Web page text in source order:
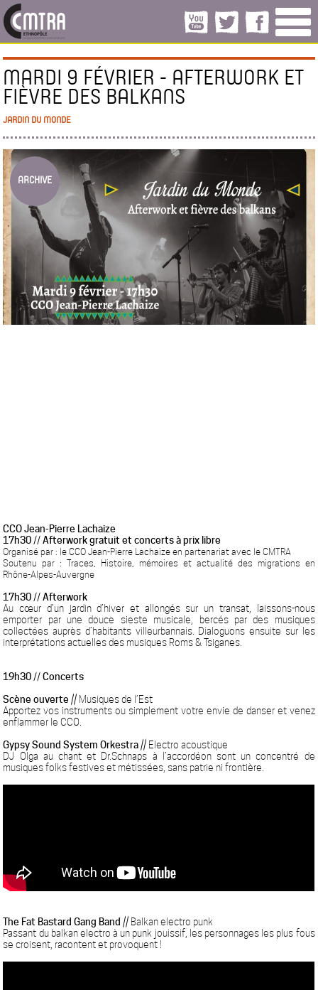
MARDI 9 FÉVRIER - AFTERWORK ET
FIÈVRE DES BALKANS
JARDIN DU MONDE
ARCHIVE
CCO Jean-Pierre Lachaize
17h30 // Afterwork gratuit et concerts à prix libre
Organisé par : le CCO Jean-Pierre Lachaize en partenariat avec le CMTRA
Soutenu par : Traces, Histoire, mémoires et actualité des migrations en
Rhône-Alpes-Auvergne
17h30 // Afterwork
Au cœur d’un jardin d’hiver et allongés sur un transat, laissons-nous
emporter par une douce sieste musicale, bercés par des musiques
collectées auprès d’habitants villeurbannais. Dialoguons ensuite sur les
interprétations actuelles des musiques Roms & Tsiganes.
19h30 // Concerts
Scène ouverte// Musiques de l’Est
Apportez vos instruments ou simplement votre envie de danser et venez
enflammer le CCO.
Gypsy Sound System Orkestra// Electro acoustique
DJ Olga au chant et Dr.Schnaps à l’accordéon sont un concentré de
musiques folks festives et métissées, sans patrie ni frontière.
The Fat Bastard Gang Band // Balkan electro punk
Passant du balkan electro à un punk jouissif, les personnages les plus fous
se croisent, racontent et provoquent !